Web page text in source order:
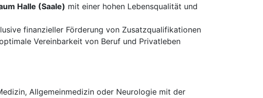
Halle (Saale) mit einer hohen Lebensqualität und
finanzieller Förderung von Zusatzqualifikationen
Vereinbarkeit von Beruf und Privatleben
Allgemeinmedizin oder Neurologie mit der